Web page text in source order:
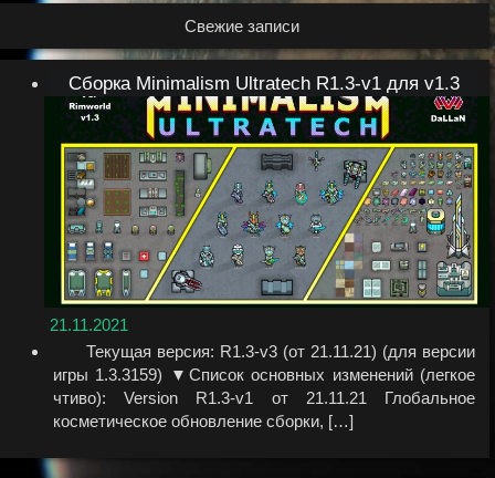
Свежие записи
Сборка Minimalism Ultratech R1.3-v1 для v1.3
21.11.2021
Текущая версия: R1.3-v3 (от 21.11.21) (для версии
игры 1.3.3159) ▼Список основных изменений (легкое
чтиво): Version R1.3-v1 от 21.11.21 Глобальное
косметическое обновление сборки, […]